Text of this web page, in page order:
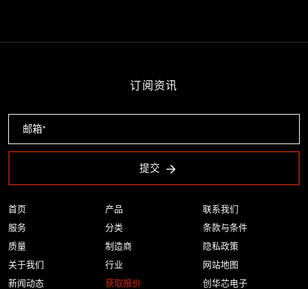
首页
服务
质量
关于我们
新闻动态
产品
分类
制造商
行业
获取报价
联系我们
条款与条件
隐私政策
网站地图
创华芯电子
订阅资讯
提交